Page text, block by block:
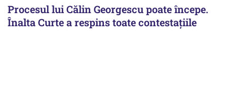
Procesul lui Călin Georgescu poate începe.
Înalta Curte a respins toate contestațiile